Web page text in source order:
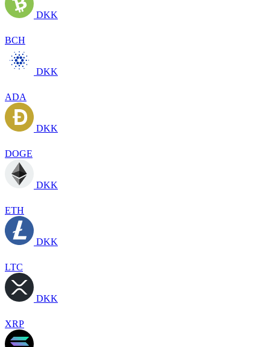
DKK
BCH
DKK
ADA
DKK
DOGE
DKK
ETH
DKK
LTC
DKK
XRP